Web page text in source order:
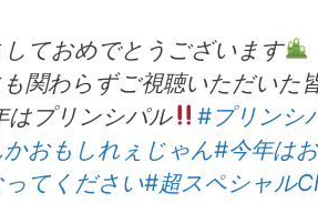
ておめでとうございます
関わらずご視聴いただいた
はプリンシパル
#プリンシ
かおもしれぇじゃん#今年は
てください#超スペシャル